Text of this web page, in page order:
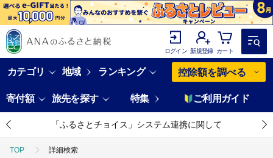
ログイン 新規登録 カート
カテゴリ 地域 ランキング 控除額を調べる
寄付額 旅先を探す 特集 ご利用ガイド
「ふるさとチョイス」システム連携に関して
TOP 詳細検索